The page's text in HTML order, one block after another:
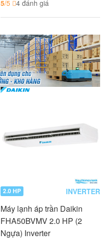
5/5 4 đánh giá
2.0 HP INVERTER
Máy lạnh áp trần Daikin
FHA50BVMV 2.0 HP (2
Ngựa) Inverter